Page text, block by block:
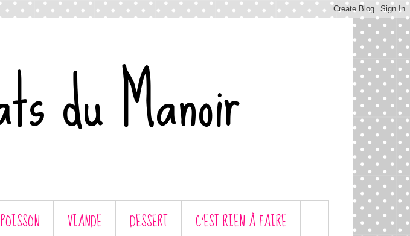
du Manoir
POISSON VIANDE DESSERT
C’EST RIEN À FAIRE